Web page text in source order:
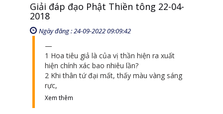
Giải đáp đạo Phật Thiền tông 22-04-
2018
Ngày đăng : 24-09-2022 09:09:42
1 Hoa tiêu giả là của vị thần hiện ra xuất
hiện chính xác bao nhiêu lần?
2 Khi thân tứ đại mất, thấy màu vàng sáng
rực,
Xem thêm